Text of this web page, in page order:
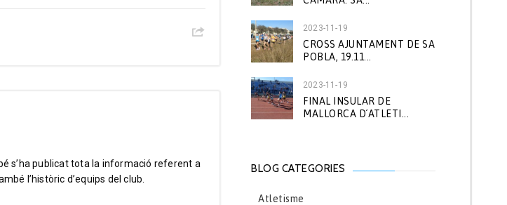
s’ha publicat tota la informació referent a
l’històric d’equips del club.
2023-11-19
CROSS AJUNTAMENT DE SA
POBLA, 19.11...
2023-11-19
FINAL INSULAR DE
MALLORCA D´ATLETI...
BLOG CATEGORIES
Atletisme